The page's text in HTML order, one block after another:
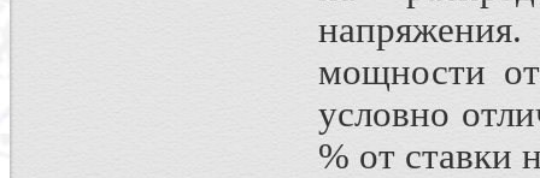
мощности
условно
% от ставки